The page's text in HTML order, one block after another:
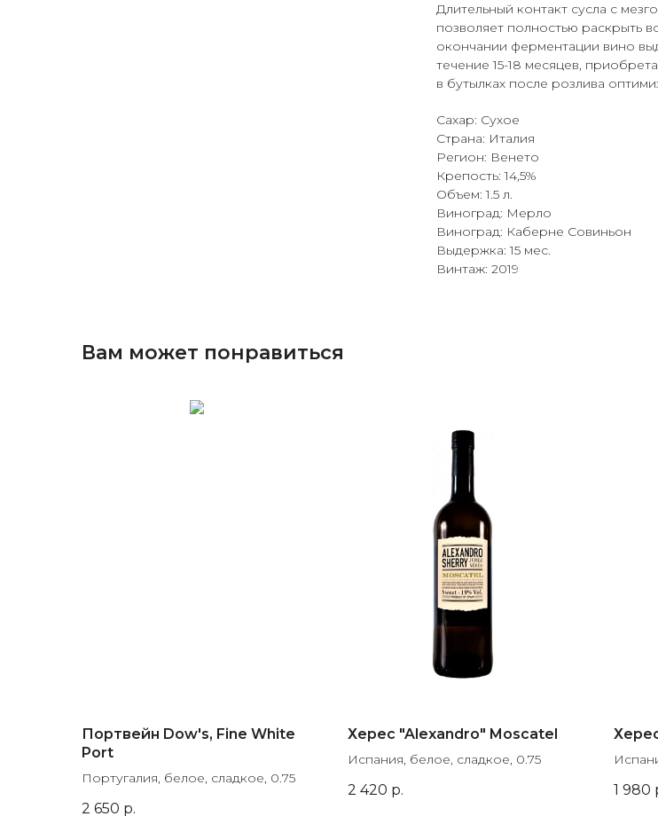
Длительный контакт сусла с
позволяет полностью раскрыть
окончании ферментации вино
течение 15-18 месяцев,
в бутылках после розлива
Сахар: Сухое
Страна: Италия
Регион: Венето
Крепость: 14,5%
Объем: 1.5 л.
Виноград: Мерло
Виноград: Каберне Совиньон
Выдержка: 15 мес.
Винтаж: 2019
Вам может понравиться
Портвейн Dow's, Fine White
Port
Португалия, белое, сладкое, 0.75
2 650 р.
Херес "Alexandro" Moscatel
Испания, белое, сладкое, 0.75
2 420 р. 1 980